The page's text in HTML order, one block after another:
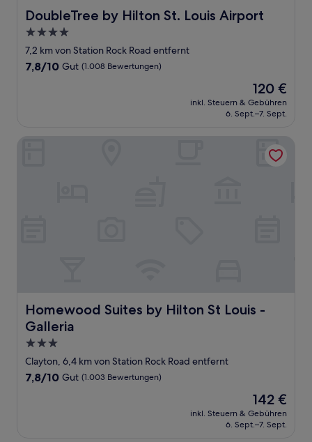
DoubleTree by Hilton St. Louis Airport
DoubleTree by Hilton St. Louis Airport
4.0-
Sterne-
Unterkunft
7,2 km von Station Rock Road entfernt
7.8
7,8/10 Gut (1.008 Bewertungen)
Der
Preis
beträgt
120 €
inkl. Steuern & Gebühren
6. Sept.–7. Sept.
Homewood Suites by Hilton St Louis -
Galleria
Homewood Suites by Hilton St Louis - Galleria
3.0-
Sterne-
Unterkunft
Clayton, 6,4 km von Station Rock Road entfernt
7.8
7,8/10 Gut (1.003 Bewertungen)
Der
Preis
beträgt
142 €
inkl. Steuern & Gebühren
6. Sept.–7. Sept.